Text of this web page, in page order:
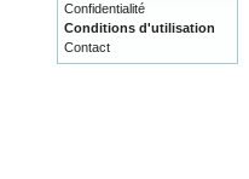
Confidentialité
Conditions d'utilisation
Contact